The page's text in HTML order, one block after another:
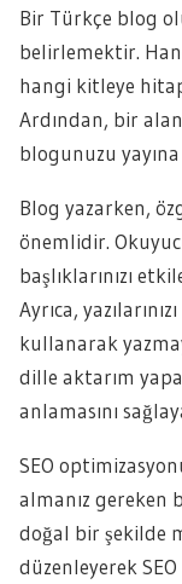
Bir Türkçe blog
belirlemektir.
hangi kitleye
Ardından, bir
blogunuzu
Blog yazarken,
önemlidir.
başlıklarınızı
Ayrıca,
kullanarak
dille aktarım
anlamasını
SEO
almanız
doğal bir şekilde
düzenleyerek